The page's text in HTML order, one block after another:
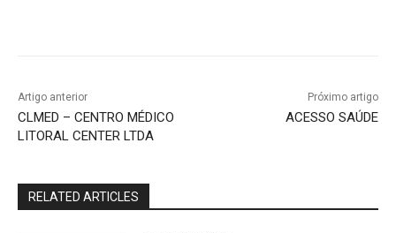
Artigo anterior
CLMED – CENTRO MÉDICO
LITORAL CENTER LTDA
Próximo artigo
ACESSO SAÚDE
RELATED ARTICLES